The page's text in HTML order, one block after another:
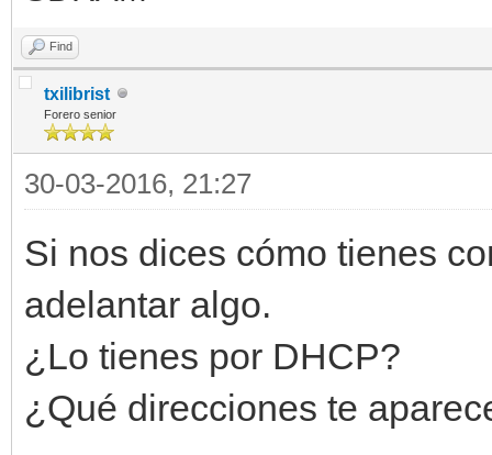
Find
txilibrist
Forero senior
30-03-2016, 21:27
Si nos dices cómo tienes
adelantar algo.
¿Lo tienes por DHCP?
¿Qué direcciones te